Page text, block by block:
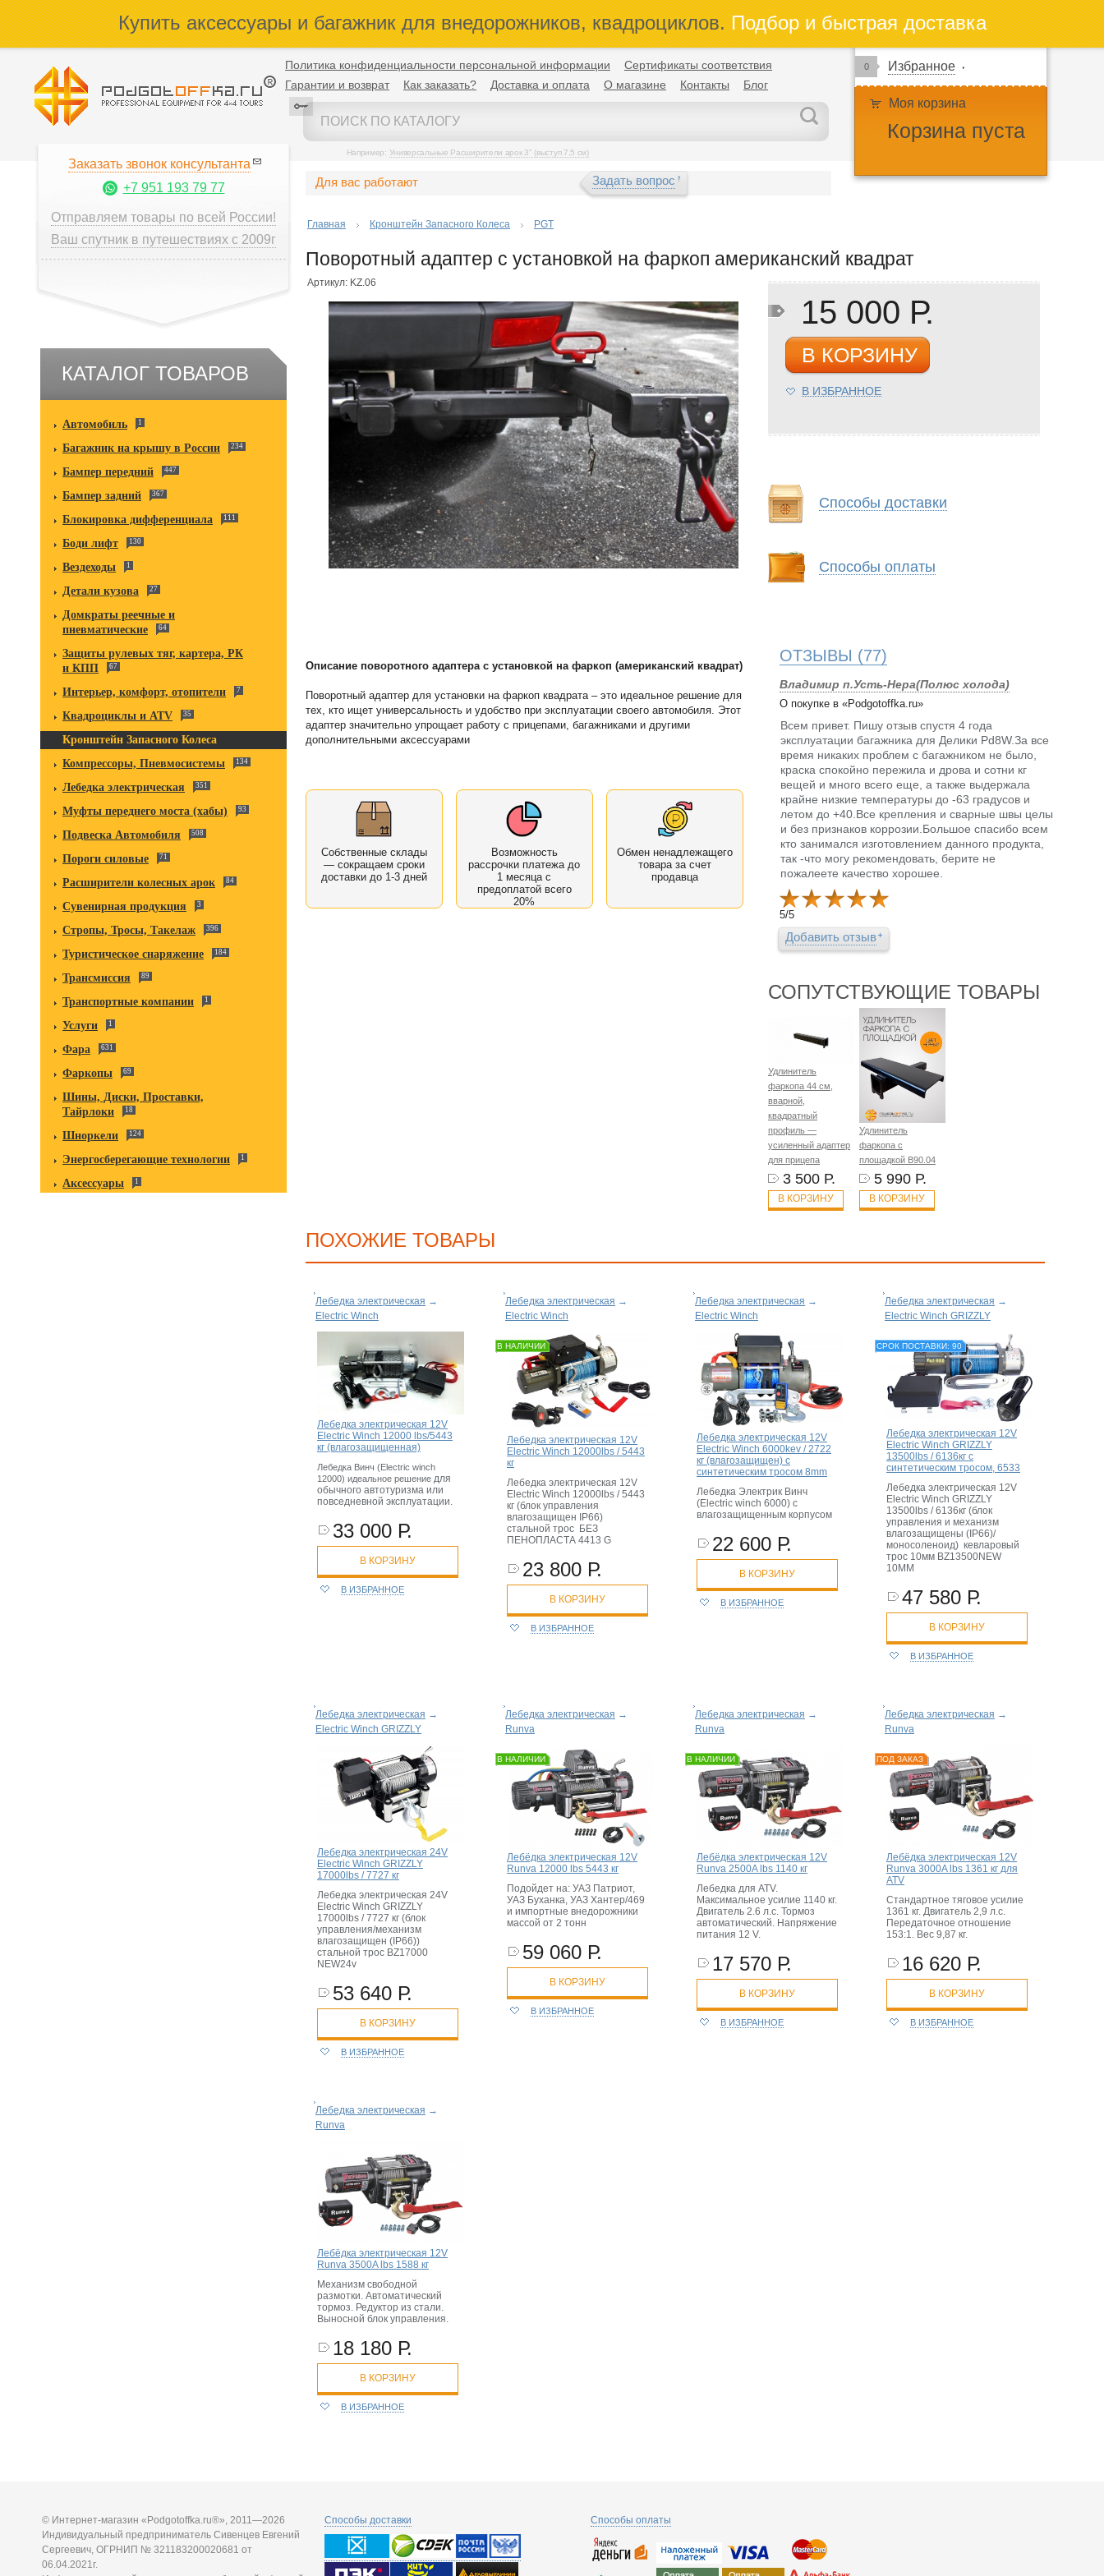
Купить аксессуары и багажник для внедорожников, квадроциклов.Подбор и быстрая доставка
Политика конфиденциальности персональной информации
Сертификаты соответствия
Гарантии и возврат
Как заказать? Доставка и оплата О магазине Контакты Блог
Например: Универсальные Расширители арок 3" (выступ 7,5 см)
0 Избранное
Моя корзина
Корзина пуста
Заказать звонок консультанта
+7 951 193 79 77
Отправляем товары по всей России!
Ваш спутник в путешествиях с 2009г
КАТАЛОГ ТОВАРОВ
Автомобиль 1
Багажник на крышу в России 234
Бампер передний 447
Бампер задний 367
Блокировка дифференциала 111
Боди лифт 130
Вездеходы 1
Детали кузова 27
Домкраты реечные и
пневматические
64
Защиты рулевых тяг, картера, РК
и КПП
67
Интерьер, комфорт, отопители 7
Квадроциклы и ATV 35
Кронштейн Запасного Колеса
Компрессоры, Пневмосистемы
134
Лебедка электрическая 351
Муфты переднего моста (хабы) 93
Подвеска Автомобиля 508
Пороги силовые 71
Расширители колесных арок 84
Сувенирная продукция 3
Стропы, Тросы, Такелаж 396
Туристическое снаряжение 184
Трансмиссия 89
Транспортные компании 1
Услуги 1
Фара 631
Фаркопы 69
Шины, Диски, Проставки,
Тайрлоки
18
Шноркели 124
Энергосберегающие технологии 1
Аксессуары 1
Для вас работают Задать вопрос
Главная Кронштейн Запасного Колеса PGT
Поворотный адаптер с установкой на фаркоп американский квадрат
Артикул: KZ.06
Описание поворотного адаптера с установкой на фаркоп (американский квадрат)
Поворотный адаптер для установки на фаркоп квадрата – это идеальное решение для
тех, кто ищет универсальность и удобство при эксплуатации своего автомобиля. Этот
адаптер значительно упрощает работу с прицепами, багажниками и другими
дополнительными аксессуарами
Собственные склады
— сокращаем сроки
доставки до 1-3 дней
Возможность
рассрочки платежа до
1 месяца с
предоплатой всего
20%
Обмен ненадлежащего
товара за счет
продавца
15 000 Р.
В КОРЗИНУ
В ИЗБРАННОЕ
Способы доставки
Способы оплаты
ОТЗЫВЫ (77)
Владимир п.Усть-Нера(Полюс холода)
О покупке в «Podgotoffka.ru»
Всем привет. Пишу отзыв спустя 4 года
эксплуатации багажника для Делики Pd8W.За все
время никаких проблем с багажником не было,
краска спокойно пережила и дрова и сотни кг
вещей и много всего еще, а также выдержала
крайне низкие температуры до -63 градусов и
летом до +40.Все крепления и сварные швы целы
и без признаков коррозии.Большое спасибо всем
кто занимался изготовлением данного продукта,
так -что могу рекомендовать, берите не
пожалеете качество хорошее.
5/5
Добавить отзыв
СОПУТСТВУЮЩИЕ ТОВАРЫ
Удлинитель
фаркопа 44 см,
вварной,
квадратный
профиль —
усиленный адаптер
для прицепа
3 500 Р.
В КОРЗИНУ
Удлинитель
фаркопа с
площадкой B90.04
5 990 Р.
В КОРЗИНУ
ПОХОЖИЕ ТОВАРЫ
Лебедка электрическая →
Electric Winch
Лебедка электрическая 12V
Electric Winch 12000 lbs/5443
кг (влагозащищенная)
Лебедка Винч (Electric winch
12000) идеальное решение для
обычного автотуризма или
повседневной эксплуатации.
33 000 Р.
В КОРЗИНУ
В ИЗБРАННОЕ
Лебедка электрическая →
Electric Winch
В НАЛИЧИИ
Лебедка электрическая 12V
Electric Winch 12000lbs / 5443
кг
Лебедка электрическая 12V
Electric Winch 12000lbs / 5443
кг (блок управления
влагозащищен IP66)
стальной трос БЕЗ
ПЕНОПЛАСТА 4413 G
23 800 Р.
В КОРЗИНУ
В ИЗБРАННОЕ
Лебедка электрическая →
Electric Winch
Лебедка электрическая 12V
Electric Winch 6000kev / 2722
кг (влагозащищен) с
синтетическим тросом 8mm
Лебедка Электрик Винч
(Electric winch 6000) с
влагозащищенным корпусом
22 600 Р.
В КОРЗИНУ
В ИЗБРАННОЕ
Лебедка электрическая →
Electric Winch GRIZZLY
СРОК ПОСТАВКИ: 90
Лебедка электрическая 12V
Electric Winch GRIZZLY
13500lbs / 6136кг с
синтетическим тросом, 6533
Лебедка электрическая 12V
Electric Winch GRIZZLY
13500lbs / 6136кг (блок
управления и механизм
влагозащищены (IP66)/
моносоленоид) кевларовый
трос 10мм BZ13500NEW
10MM
47 580 Р.
В КОРЗИНУ
В ИЗБРАННОЕ
Лебедка электрическая →
Electric Winch GRIZZLY
Лебедка электрическая 24V
Electric Winch GRIZZLY
17000lbs / 7727 кг
Лебедка электрическая 24V
Electric Winch GRIZZLY
17000lbs / 7727 кг (блок
управления/механизм
влагозащищен (IP66))
стальной трос BZ17000
NEW24v
53 640 Р.
В КОРЗИНУ
В ИЗБРАННОЕ
Лебедка электрическая →
Runva
В НАЛИЧИИ
Лебёдка электрическая 12V
Runva 12000 lbs 5443 кг
Подойдет на: УАЗ Патриот,
УАЗ Буханка, УАЗ Хантер/469
и импортные внедорожники
массой от 2 тонн
59 060 Р.
В КОРЗИНУ
В ИЗБРАННОЕ
Лебедка электрическая →
Runva
В НАЛИЧИИ
Лебёдка электрическая 12V
Runva 2500A lbs 1140 кг
Лебедка для ATV.
Максимальное усилие 1140 кг.
Двигатель 2.6 л.с. Тормоз
автоматический. Напряжение
питания 12 V.
17 570 Р.
В КОРЗИНУ
В ИЗБРАННОЕ
Лебедка электрическая →
Runva
ПОД ЗАКАЗ
Лебёдка электрическая 12V
Runva 3000A lbs 1361 кг для
ATV
Стандартное тяговое усилие
1361 кг. Двигатель 2,9 л.с.
Передаточное отношение
153:1. Вес 9,87 кг.
16 620 Р.
В КОРЗИНУ
В ИЗБРАННОЕ
Лебедка электрическая →
Runva
Лебёдка электрическая 12V
Runva 3500A lbs 1588 кг
Механизм свободной
размотки. Автоматический
тормоз. Редуктор из стали.
Выносной блок управления.
18 180 Р.
В КОРЗИНУ
В ИЗБРАННОЕ
© Интернет-магазин «Podgotoffka.ru®», 2011—2026
Индивидуальный предприниматель Сивенцев Евгений
Сергеевич, ОГРНИП № 321183200020681 от
06.04.2021г.
Способы доставки Способы оплаты